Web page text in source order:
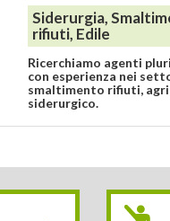
Siderurgia,
rifiuti, Edile
Ricerchiamo agenti
con esperienza nei
smaltimento rifiuti,
siderurgico.